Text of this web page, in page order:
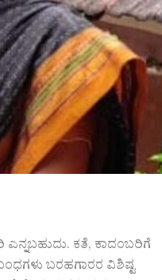
ಕತೆ, ಕಾದಂಬರಿಗೆ
ಬರಹಗಾರರ ವಿಶಿಷ್ಟ